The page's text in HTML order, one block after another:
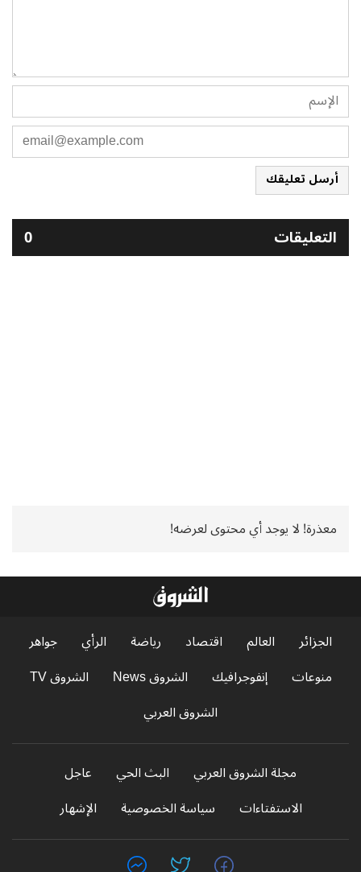
أرسل تعليقك
التعليقات 0
معذرة! لا يوجد أي محتوى لعرضه!
الجزائر العالم اقتصاد رياضة الرأي
جواهر
منوعات
إنفوجرافيك الشروق News
الشروق TV
الشروق العربي
مجلة الشروق العربي البث الحي
عاجل
الاستفتاءات
سياسة الخصوصية الإشهار